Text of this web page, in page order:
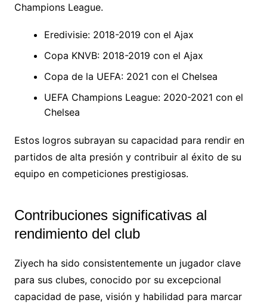
Champions League.
Eredivisie: 2018-2019 con el Ajax
Copa KNVB: 2018-2019 con el Ajax
Copa de la UEFA: 2021 con el Chelsea
UEFA Champions League: 2020-2021 con el
Chelsea
Estos logros subrayan su capacidad para rendir en
partidos de alta presión y contribuir al éxito de su
equipo en competiciones prestigiosas.
Contribuciones significativas al
rendimiento del club
Ziyech ha sido consistentemente un jugador clave
para sus clubes, conocido por su excepcional
capacidad de pase, visión y habilidad para marcar